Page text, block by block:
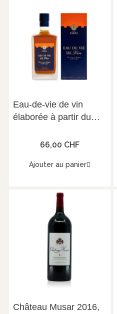
Eau-de-vie de vin
élaborée à partir du
66,00 CHF
Ajouter au panier
Château Musar 2016,